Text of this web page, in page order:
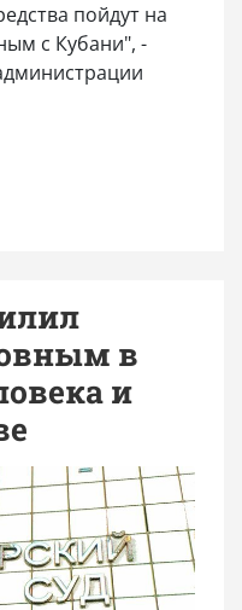
пойдут на
с Кубани", -
в
и